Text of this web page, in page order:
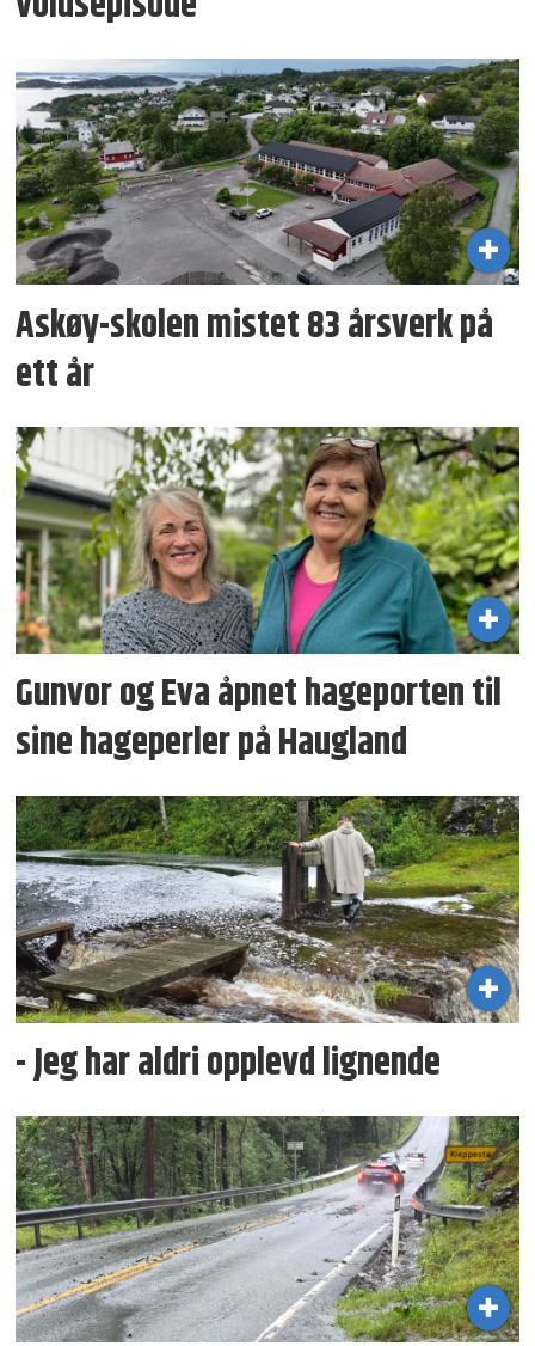
Askøy-skolen mistet 83 årsverk på
ett år
Gunvor og Eva åpnet hageporten til
sine hageperler på Haugland
- Jeg har aldri opplevd lignende